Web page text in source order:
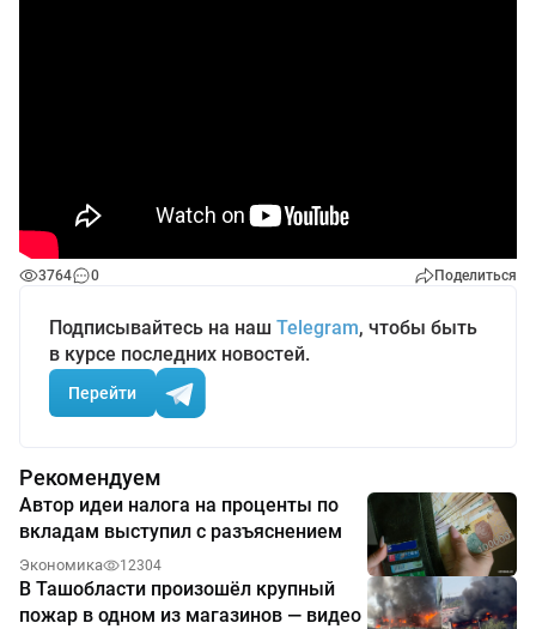
3764 0 Поделиться
Подписывайтесь на наш Telegram, чтобы быть
в курсе последних новостей.
Перейти
Рекомендуем
Автор идеи налога на проценты по
вкладам выступил с разъяснением
Экономика 12304
В Ташобласти произошёл крупный
пожар в одном из магазинов — видео